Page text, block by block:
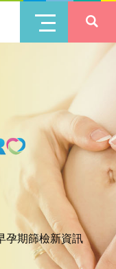
孕期篩檢新資訊